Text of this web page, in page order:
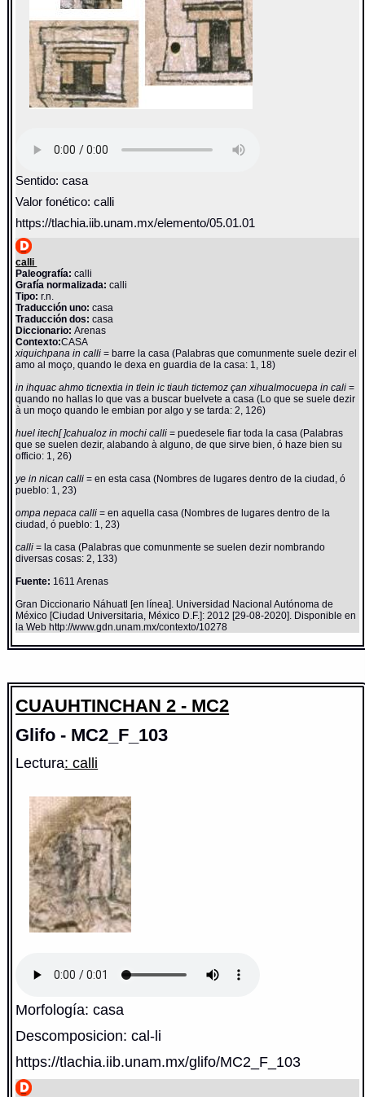
Sentido: casa
Valor fonético: calli
https://tlachia.iib.unam.mx/elemento/05.01.01
calli
Paleografía: calli
Grafía normalizada: calli
Tipo: r.n.
Traducción uno: casa
Traducción dos: casa
Diccionario:Arenas
Contexto:CASA
xiquichpana in calli= barre la casa (Palabras que comunmente suele dezir el
amo al moço, quando le dexa en guardia de la casa: 1, 18)
in ihquac ahmo ticnextia in tlein ic tiauh tictemoz çan xihualmocuepa in cali=
quando no hallas lo que vas a buscar buelvete a casa (Lo que se suele dezir
à un moço quando le embian por algo y se tarda: 2, 126)
huel itech[ ]cahualoz in mochi calli= puedesele fiar toda la casa (Palabras
que se suelen dezir, alabando à alguno, de que sirve bien, ó haze bien su
officio: 1, 26)
ye in nican calli= en esta casa (Nombres de lugares dentro de la ciudad, ó
pueblo: 1, 23)
ompa nepaca calli= en aquella casa (Nombres de lugares dentro de la
ciudad, ó pueblo: 1, 23)
calli= la casa (Palabras que comunmente se suelen dezir nombrando
diversas cosas: 2, 133)
Fuente: 1611 Arenas
Gran Diccionario Náhuatl [en línea]. Universidad Nacional Autónoma de
México [Ciudad Universitaria, México D.F.]: 2012 [29-08-2020]. Disponible en
la Web http://www.gdn.unam.mx/contexto/10278
CUAUHTINCHAN 2 - MC2
Glifo - MC2_F_103
Lectura: calli
Morfología: casa
Descomposicion: cal-li
https://tlachia.iib.unam.mx/glifo/MC2_F_103